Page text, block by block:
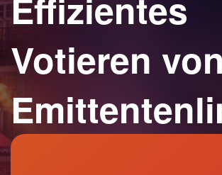
Votieren von